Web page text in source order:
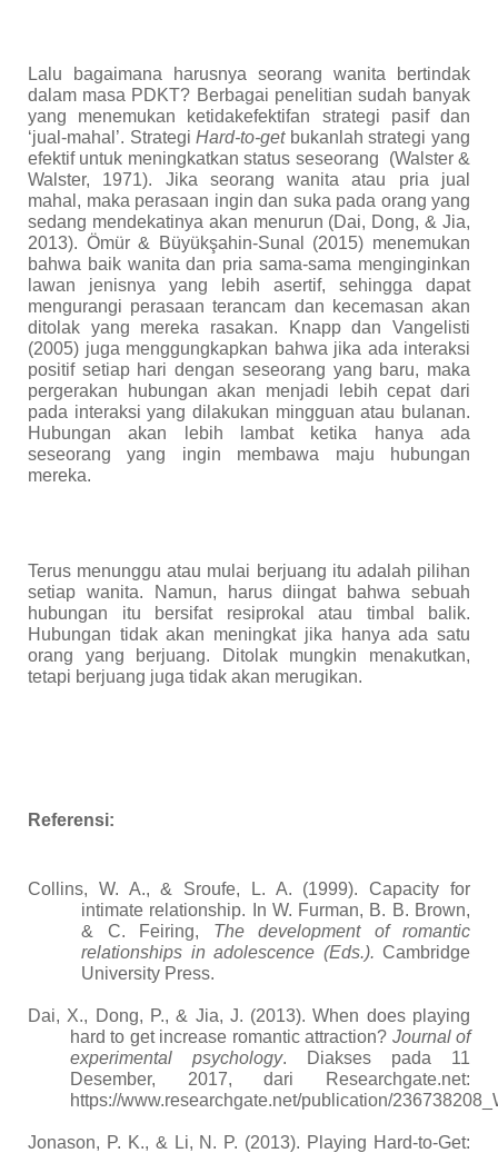
Lalu bagaimana harusnya seorang wanita bertindak
dalam masa PDKT? Berbagai penelitian sudah banyak
yang menemukan ketidakefektifan strategi pasif dan
‘jual-mahal’. StrategiHard-to-get bukanlah strategi yang
efektif untuk meningkatkan status seseorang
(Walster &
Walster, 1971). Jika seorang wanita atau pria jual
mahal, maka perasaan ingin dan suka pada orang yang
sedang mendekatinya akan menurun (Dai, Dong, & Jia,
2013). Ömür & Büyükşahin-Sunal (2015) menemukan
bahwa baik wanita dan pria sama-sama menginginkan
lawan jenisnya yang lebih asertif, sehingga dapat
mengurangi perasaan terancam dan kecemasan akan
ditolak yang mereka rasakan. Knapp dan Vangelisti
(2005) juga menggungkapkan bahwa jika ada interaksi
positif setiap hari dengan seseorang yang baru, maka
pergerakan hubungan akan menjadi lebih cepat dari
pada interaksi yang dilakukan mingguan atau bulanan.
Hubungan akan lebih lambat ketika hanya ada
seseorang yang ingin membawa maju hubungan
mereka.
Terus menunggu atau mulai berjuang itu adalah pilihan
setiap wanita. Namun, harus diingatbahwa sebuah
hubungan itu bersifat resiprokal atau timbal balik.
Hubungan tidak akan meningkat jika hanya ada satu
orang yang berjuang. Ditolak mungkin menakutkan,
tetapi berjuang juga tidak akan merugikan.
Referensi:
Collins, W. A., & Sroufe, L. A. (1999). Capacity for
intimate relationship. In W. Furman, B. B. Brown,
& C. Feiring, The development of romantic
relationships in adolescence (Eds.). Cambridge
University Press.
Dai, X., Dong, P., & Jia, J. (2013). When does playing
hard to get increase romantic attraction? Journal of
experimental psychology. Diakses pada 11
Desember, 2017, dari Researchgate.net:
https://www.researchgate.net/publication/
Jonason, P. K., & Li, N. P. (2013). Playing Hard-to-Get: